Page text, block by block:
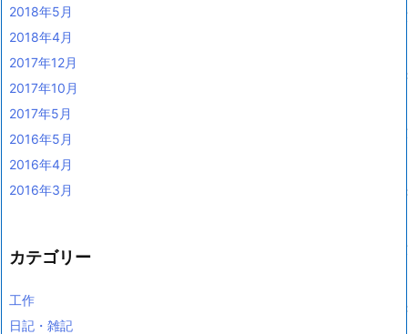
2018年5月
2018年4月
2017年12月
2017年10月
2017年5月
2016年5月
2016年4月
2016年3月
カテゴリー
工作
日記・雑記